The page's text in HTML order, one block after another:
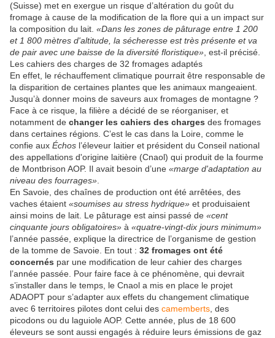
(Suisse) met en exergue un risque d’altération du goût du
fromage à cause de la modification de la flore qui a un impact sur
la composition du lait. «Dans les zones de pâturage entre 1 200
et 1 800 mètres d'altitude, la sécheresse est très présente et va
de pair avec une baisse de la diversité floristique», est-il précisé.
Les cahiers des charges de 32 fromages adaptés
En effet, le réchauffement climatique pourrait être responsable de
la disparition de certaines plantes que les animaux mangeaient.
Jusqu’à donner moins de saveurs aux fromages de montagne ?
Face à ce risque, la filière a décidé de se réorganiser, et
notamment de changer les cahiers des charges des fromages
dans certaines régions. C’est le cas dans la Loire, comme le
confie aux Échos l’éleveur laitier et président du Conseil national
des appellations d'origine laitière (Cnaol) qui produit de la fourme
de Montbrison AOP. Il avait besoin d’une «marge d'adaptation au
niveau des fourrages».
En Savoie, des chaînes de production ont été arrêtées, des
vaches étaient «soumises au stress hydrique» et produisaient
ainsi moins de lait. Le pâturage est ainsi passé de «cent
cinquante jours obligatoires» à «quatre-vingt-dix jours minimum»
l’année passée, explique la directrice de l’organisme de gestion
de la tomme de Savoie. En tout : 32 fromages ont été
concernés par une modification de leur cahier des charges
l’année passée. Pour faire face à ce phénomène, qui devrait
s’installer dans le temps, le Cnaol a mis en place le projet
ADAOPT pour s’adapter aux effets du changement climatique
avec 6 territoires pilotes dont celui des camemberts, des
picodons ou du laguiole AOP. Cette année, plus de 18 600
éleveurs se sont aussi engagés à réduire leurs émissions de gaz